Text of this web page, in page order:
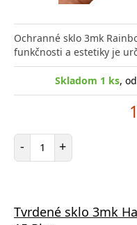
Ochranné sklo 3mk
funkčnosti a estetiky je
Skladom 1 ks,
- Počet položiek
+
Tvrdené sklo 3mk